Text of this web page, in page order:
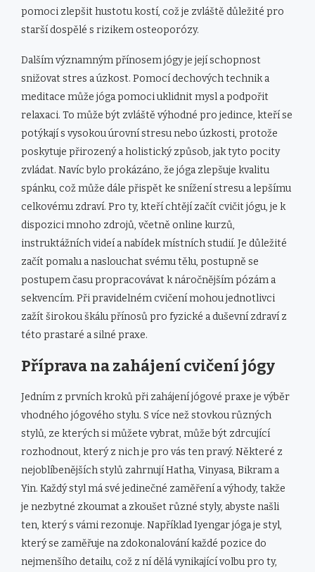
pomoci zlepšit hustotu kostí, což je zvláště důležité pro
starší dospělé s rizikem osteoporózy.
Dalším významným přínosem jógy je její schopnost
snižovat stres a úzkost. Pomocí dechových technik a
meditace může jóga pomoci uklidnit mysl a podpořit
relaxaci. To může být zvláště výhodné pro jedince, kteří se
potýkají s vysokou úrovní stresu nebo úzkosti, protože
poskytuje přirozený a holistický způsob, jak tyto pocity
zvládat. Navíc bylo prokázáno, že jóga zlepšuje kvalitu
spánku, což může dále přispět ke snížení stresu a lepšímu
celkovému zdraví. Pro ty, kteří chtějí začít cvičit jógu, je k
dispozici mnoho zdrojů, včetně online kurzů,
instruktážních videí a nabídek místních studií. Je důležité
začít pomalu a naslouchat svému tělu, postupně se
postupem času propracovávat k náročnějším pózám a
sekvencím. Při pravidelném cvičení mohou jednotlivci
zažít širokou škálu přínosů pro fyzické a duševní zdraví z
této prastaré a silné praxe.
Příprava na zahájení cvičení jógy
Jedním z prvních kroků při zahájení jógové praxe je výběr
vhodného jógového stylu. S více než stovkou různých
stylů, ze kterých si můžete vybrat, může být zdrcující
rozhodnout, který z nich je pro vás ten pravý. Některé z
nejoblíbenějších stylů zahrnují Hatha, Vinyasa, Bikram a
Yin. Každý styl má své jedinečné zaměření a výhody, takže
je nezbytné zkoumat a zkoušet různé styly, abyste našli
ten, který s vámi rezonuje. Například Iyengar jóga je styl,
který se zaměřuje na zdokonalování každé pozice do
nejmenšího detailu, což z ní dělá vynikající volbu pro ty,